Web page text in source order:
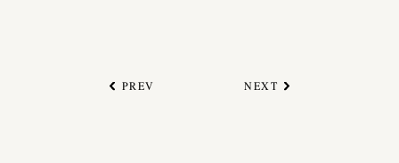
PREV NEXT